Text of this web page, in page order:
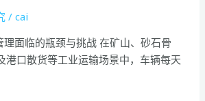
/cai
理面临的瓶颈与挑战 在矿山、砂石骨
港口散货等工业运输场景中，车辆每天